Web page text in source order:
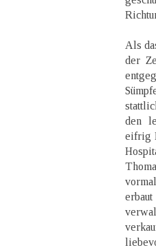
Als
der
den
eifrig